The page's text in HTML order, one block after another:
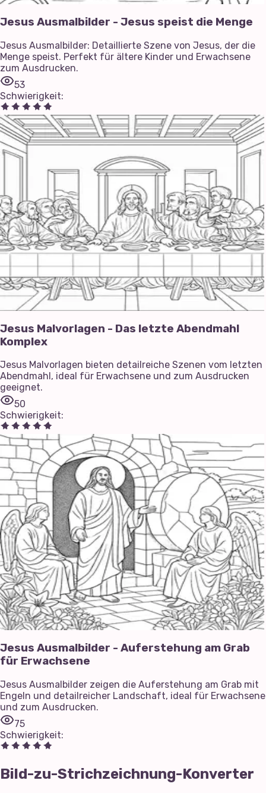
Jesus Ausmalbilder - Jesus speist die Menge
Jesus Ausmalbilder: Detaillierte Szene von Jesus, der die
Menge speist. Perfekt für ältere Kinder und Erwachsene
zum Ausdrucken.
53
Schwierigkeit:
Jesus Malvorlagen - Das letzte Abendmahl
Komplex
Jesus Malvorlagen bieten detailreiche Szenen vom letzten
Abendmahl, ideal für Erwachsene und zum Ausdrucken
geeignet.
50
Schwierigkeit:
Jesus Ausmalbilder - Auferstehung am Grab
für Erwachsene
Jesus Ausmalbilder zeigen die Auferstehung am Grab mit
Engeln und detailreicher Landschaft, ideal für Erwachsene
und zum Ausdrucken.
75
Schwierigkeit:
Bild-zu-Strichzeichnung-Konverter